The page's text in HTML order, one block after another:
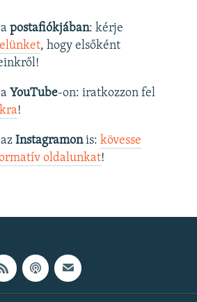
postafiókjában: kérje
, hogy elsőként
YouTube-on: iratkozzon fel
!
Instagramonis: kövesse
oldalunkat! ​